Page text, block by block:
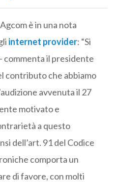
è in una nota
internet provider: “Si
commenta il presidente
contributo che abbiamo
avvenuta il 27
motivato e
a questo
dell’art. 91 del Codice
comporta un
di favore, con molti